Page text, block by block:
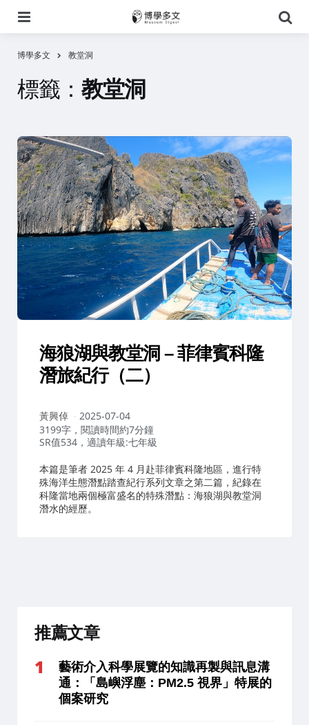
尋
博學多文 教堂洞
標籤： 教堂洞
海狼湖與教堂洞 – 菲律賓科隆
潛旅紀行（二）
作
者：
黃興倬
2025-07-04
3199字，閱讀時間約7分鐘
SR值534，適讀年級:七年級
本篇是筆者 2025 年 4 月赴菲律賓科隆地區，進行特
殊海洋生態潛點踏查紀行系列文章之第二篇，紀錄在
科隆當地兩個極富盛名的特殊潛點：海狼湖與教堂洞
潛水的經歷。
推薦文章
藝術介入科學展覽的知識再製與訊息溝
通：「島嶼浮塵：PM2.5 視界」特展的
個案研究